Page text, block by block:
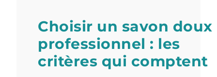
Choisir un savon doux
professionnel : les
critères qui comptent